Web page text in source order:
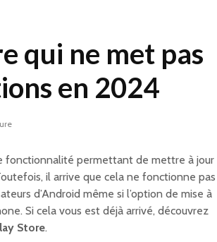
qui ne met pas
en 2024
fonctionnalité permettant de mettre à jour
il arrive que cela ne fonctionne pas
d’Android même si l’option de mise à
Si cela vous est déjà arrivé, découvrez
Store.